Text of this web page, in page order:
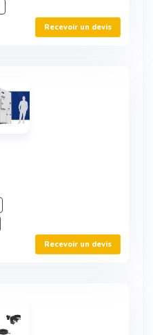
Recevoir un devis
Recevoir un devis